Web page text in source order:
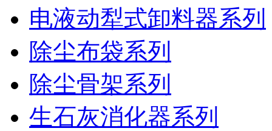
电液动犁式卸料器系列
除尘布袋系列
除尘骨架系列
生石灰消化器系列